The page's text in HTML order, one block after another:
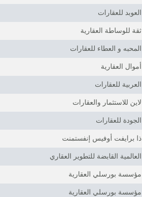
العوبد للعقارات
ثقة للوساطة العقارية
المحبه و العطاء للعقارات
أموال العقارية
العربية للعقارات
لاين للاستثمار والعقارات
الجودة للعقارات
ذا برايفت أوفيس إنفستمنت
العالمية القابضة للتطوير العقاري
مؤسسة بورسلي العقارية
مؤسسة بورسلي العقارية